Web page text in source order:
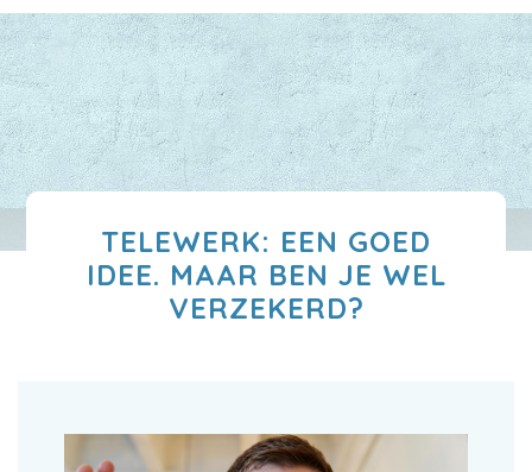
TELEWERK: EEN GOED
IDEE. MAAR BEN JE WEL
VERZEKERD?